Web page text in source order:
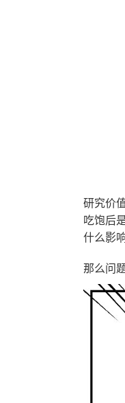
研究价
吃饱后
什么影
那么问